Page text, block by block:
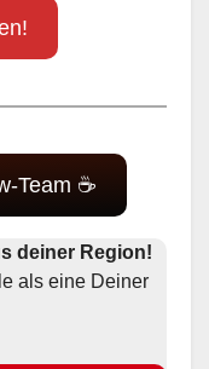
Team ☕
deiner Region!
als eine Deiner